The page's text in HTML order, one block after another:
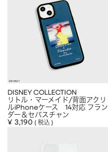
DISNEY COLLECTION
リトル・マーメイド/背面アクリ
ルiPhoneケース 14対応 フラン
ダー＆セバスチャン
¥ 3,190 税込